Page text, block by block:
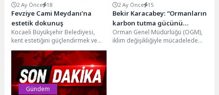
2 Ay Önce 18
Fevziye Cami Meydanı’na
estetik dokunuş
Kocaeli Büyükşehir Belediyesi,
kent estetiğini güçlendirmek ve
vatandaşlara daha düzenli yaşam
alanları sunmak amacıyla
Fevziye...
2 Ay Önce 15
Bekir Karacabey: “Ormanların
karbon tutma gücünü
artıracağız”
Orman Genel Müdürlüğü (OGM),
iklim değişikliğiyle mücadelede
Gündem